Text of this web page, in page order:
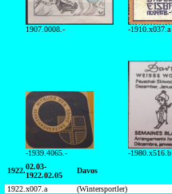
1907.0008.- -1910.x037.a
-1939.4065.- -1980.x516.b
1922.02.03-
1922.02.05
Davos
1922. x007.a (Wintersportler)